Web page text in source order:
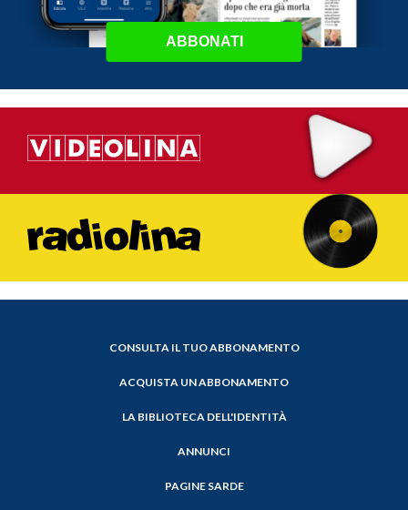
ABBONATI
CONSULTA IL TUO ABBONAMENTO
ACQUISTA UN ABBONAMENTO
LA BIBLIOTECA DELL'IDENTITÀ
ANNUNCI
PAGINE SARDE